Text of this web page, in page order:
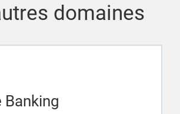
domaines
Banking